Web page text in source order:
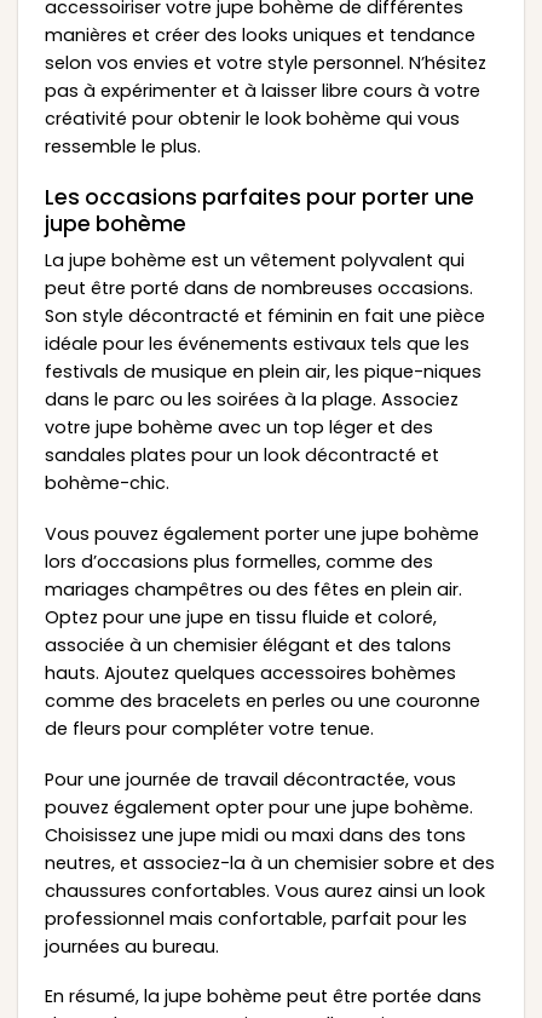
accessoiriser votre jupe bohème de différentes
manières et créer des looks uniques et tendance
selon vos envies et votre style personnel. N’hésitez
pas à expérimenter et à laisser libre cours à votre
créativité pour obtenir le look bohème qui vous
ressemble le plus.
Les occasions parfaites pour porter une
jupe bohème
La jupe bohème est un vêtement polyvalent qui
peut être porté dans de nombreuses occasions.
Son style décontracté et féminin en fait une pièce
idéale pour les événements estivaux tels que les
festivals de musique en plein air, les pique-niques
dans le parc ou les soirées à la plage. Associez
votre jupe bohème avec un top léger et des
sandales plates pour un look décontracté et
bohème-chic.
Vous pouvez également porter une jupe bohème
lors d’occasions plus formelles, comme des
mariages champêtres ou des fêtes en plein air.
Optez pour une jupe en tissu fluide et coloré,
associée à un chemisier élégant et des talons
hauts. Ajoutez quelques accessoires bohèmes
comme des bracelets en perles ou une couronne
de fleurs pour compléter votre tenue.
Pour une journée de travail décontractée, vous
pouvez également opter pour une jupe bohème.
Choisissez une jupe midi ou maxi dans des tons
neutres, et associez-la à un chemisier sobre et des
chaussures confortables. Vous aurez ainsi un look
professionnel mais confortable, parfait pour les
journées au bureau.
En résumé, la jupe bohème peut être portée dans